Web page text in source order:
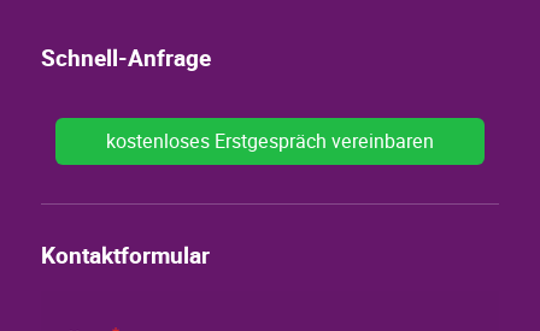
Schnell-Anfrage
kostenloses Erstgespräch vereinbaren
Kontaktformular